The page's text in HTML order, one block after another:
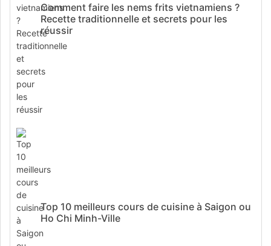
Comment faire les nems frits vietnamiens ?
Recette traditionnelle et secrets pour les
réussir
Top 10 meilleurs cours de cuisine à Saigon ou
Ho Chi Minh-Ville